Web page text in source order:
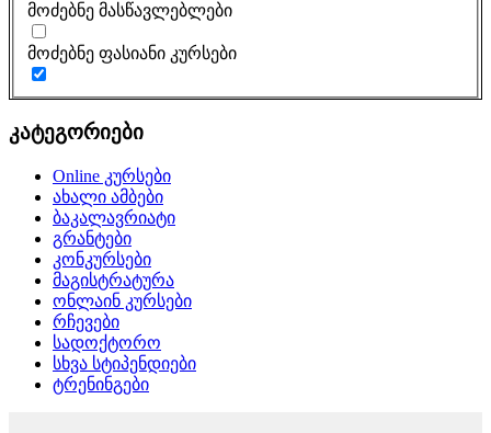
მოძებნე მასწავლებლები
მოძებნე ფასიანი კურსები
კატეგორიები
Online კურსები
ახალი ამბები
ბაკალავრიატი
გრანტები
კონკურსები
მაგისტრატურა
ონლაინ კურსები
რჩევები
სადოქტორო
სხვა სტიპენდიები
ტრენინგები